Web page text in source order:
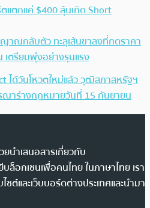
แตกแค่ $400 ลุ้นเกิด Short
าณกลับตัว ทะลุเส้นขาลงที่กดราคา
เตรียมพุ่งอย่างรุนแรง
ได้วันโหวตใหม่แล้ว วุฒิสภาสหรัฐฯ
ณาร่างกฎหมายวันที่ 15 กันยายน
นำเสนอสารเกี่ยวกับ
ล็อกเชนเพื่อคนไทย ในภาษาไทย เรา
ต์และเว็บบอร์ดต่างประเทศและนำมา